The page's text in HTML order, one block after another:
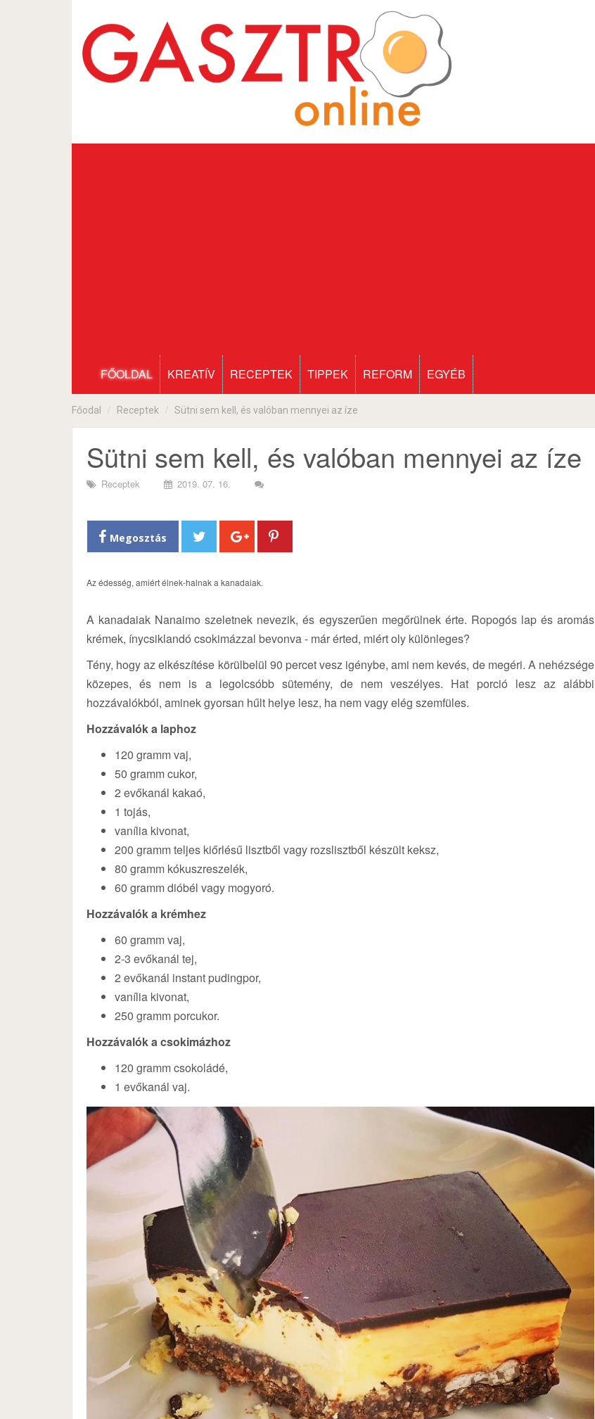
FŐOLDAL KREATÍV RECEPTEK TIPPEK REFORM EGYÉB
Főodal Receptek Sütni sem kell, és valóban mennyei az íze
Sütni sem kell, és valóban mennyei az íze
Receptek 2019. 07. 16.
Megosztás
Az édesség, amiért élnek-halnak a kanadaiak.
A kanadaiak Nanaimo szeletnek nevezik, és egyszerűen megőrülnek érte. Ropogós lap és aromás
krémek, ínycsiklandó csokimázzal bevonva - már érted, miért oly különleges?
Tény, hogy az elkészítése körülbelül 90 percet vesz igénybe, ami nem kevés, de megéri. A nehézsége
közepes, és nem is a legolcsóbb sütemény, de nem veszélyes. Hat porció lesz az alábbi
hozzávalókból, aminek gyorsan hűlt helye lesz, ha nem vagy elég szemfüles.
Hozzávalók a laphoz
120 gramm vaj,
50 gramm cukor,
2 evőkanál kakaó,
1 tojás,
vanília kivonat,
200 gramm teljes kiőrlésű lisztből vagy rozslisztből készült keksz,
80 gramm kókuszreszelék,
60 gramm dióbél vagy mogyoró.
Hozzávalók a krémhez
60 gramm vaj,
2-3 evőkanál tej,
2 evőkanál instant pudingpor,
vanília kivonat,
250 gramm porcukor.
Hozzávalók a csokimázhoz
120 gramm csokoládé,
1 evőkanál vaj.